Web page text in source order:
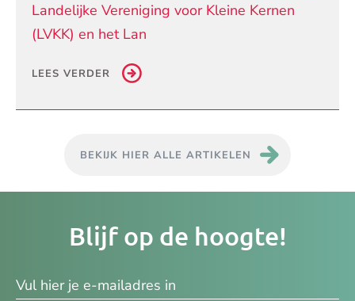
Landelijke Vereniging voor Kleine Kernen
(LVKK) en het Lan
LEES VERDER
BEKIJK HIER ALLE ARTIKELEN
Blijf op de hoogte!